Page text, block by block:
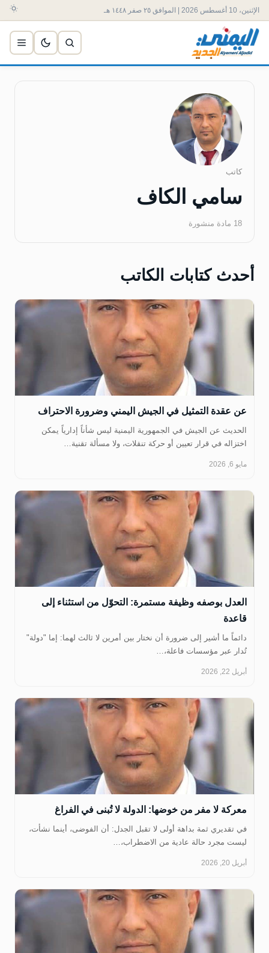
الإثنين، 10 أغسطس 2026 | الموافق ٢٥ صفر ١٤٤٨ هـ
كاتب
سامي الكاف
18 مادة منشورة
أحدث كتابات الكاتب
عن عقدة التمثيل في الجيش اليمني وضرورة الاحتراف
الحديث عن الجيش في الجمهورية اليمنية ليس شأناً إدارياً يمكن
اختزاله في قرار تعيين أو حركة تنقلات، ولا مسألة تقنية…
مايو 6, 2026
‏العدل بوصفه وظيفة مستمرة: التحوّل من استثناء إلى
قاعدة
دائماً ما أشير إلى ضرورة أن نختار بين أمرين لا ثالث لهما: إما "دولة"
تُدار عبر مؤسسات فاعلة،…
أبريل 22, 2026
‏معركة لا مفر من خوضها: الدولة لا تُبنى في الفراغ
في تقديري ثمة بداهة أولى لا تقبل الجدل: أن الفوضى، أينما نشأت،
ليست مجرد حالة عادية من الاضطراب،…
أبريل 20, 2026